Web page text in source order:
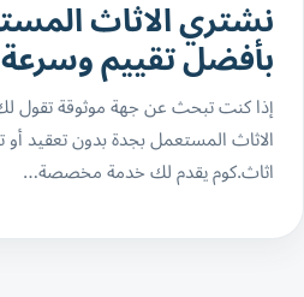
نشتري الاثاث
بأفضل تقييم وسرعة
إذا كنت تبحث عن جهة موثوقة تقول
الاثاث المستعمل بجدة بدون تعقيد أو
اثاث.كوم يقدم لك خدمة مخصصة…